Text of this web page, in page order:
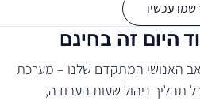
עכשיו
היום זה בחינם
האנושי המתקדם שלנו – מערכת
ניהול שעות העבודה,